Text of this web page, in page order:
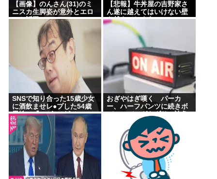
【画像】のんさん(31)のミ
ニスカ生脚姿が意外とエロ
いと話題
【悲報】牛丼屋の吉野家さ
ん遂に越えてはいけない壁
を越えてしまう…
SNSで知り合った15歳少女
に酒飲ませレ●プした54歳
男性、『ハゲかどうか』で
意見が真っ二つに分かれる
おぎやはぎ嘆く パーカ
ー、ハーフパンツに続きボ
ディーバッグもダサい論争
に「なんでおじさんだけ言
われるの？」